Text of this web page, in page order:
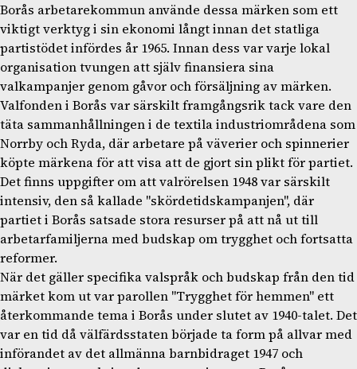
Borås arbetarekommun använde dessa märken som ett
viktigt verktyg i sin ekonomi långt innan det statliga
partistödet infördes år 1965. Innan dess var varje lokal
organisation tvungen att själv finansiera sina
valkampanjer genom gåvor och försäljning av märken.
Valfonden i Borås var särskilt framgångsrik tack vare den
täta sammanhållningen i de textila industriområdena som
Norrby och Ryda, där arbetare på väverier och spinnerier
köpte märkena för att visa att de gjort sin plikt för partiet.
Det finns uppgifter om att valrörelsen 1948 var särskilt
intensiv, den så kallade "skördetidskampanjen", där
partiet i Borås satsade stora resurser på att nå ut till
arbetarfamiljerna med budskap om trygghet och fortsatta
reformer.
När det gäller specifika valspråk och budskap från den tid
märket kom ut var parollen "Trygghet för hemmen" ett
återkommande tema i Borås under slutet av 1940-talet. Det
var en tid då välfärdsstaten började ta form på allvar med
införandet av det allmänna barnbidraget 1947 och